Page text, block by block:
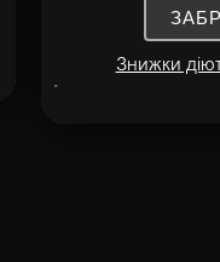
Знижки